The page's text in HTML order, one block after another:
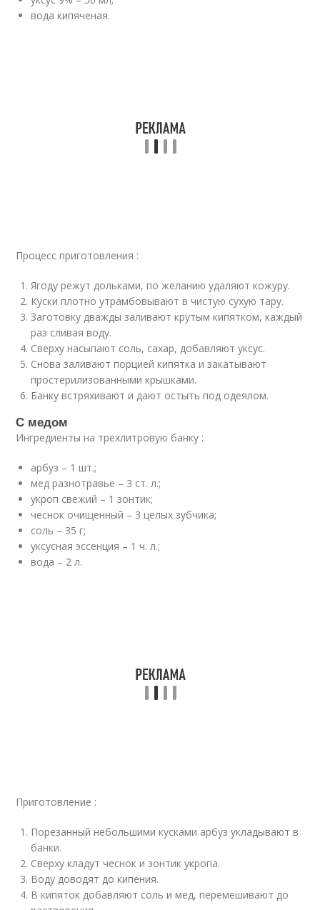
вода кипяченая.
Процесс приготовления :
Ягоду режут дольками, по желанию удаляют кожуру.
Куски плотно утрамбовывают в чистую сухую тару.
Заготовку дважды заливают крутым кипятком, каждый
раз сливая воду.
Сверху насыпают соль, сахар, добавляют уксус.
Снова заливают порцией кипятка и закатывают
простерилизованными крышками.
Банку встряхивают и дают остыть под одеялом.
С медом
Ингредиенты на трехлитровую банку :
арбуз – 1 шт.;
мед разнотравье – 3 ст. л.;
укроп свежий – 1 зонтик;
чеснок очищенный – 3 целых зубчика;
соль – 35 г;
уксусная эссенция – 1 ч. л.;
вода – 2 л.
Приготовление :
Порезанный небольшими кусками арбуз укладывают в
банки.
Сверху кладут чеснок и зонтик укропа.
Воду доводят до кипения.
В кипяток добавляют соль и мед, перемешивают до